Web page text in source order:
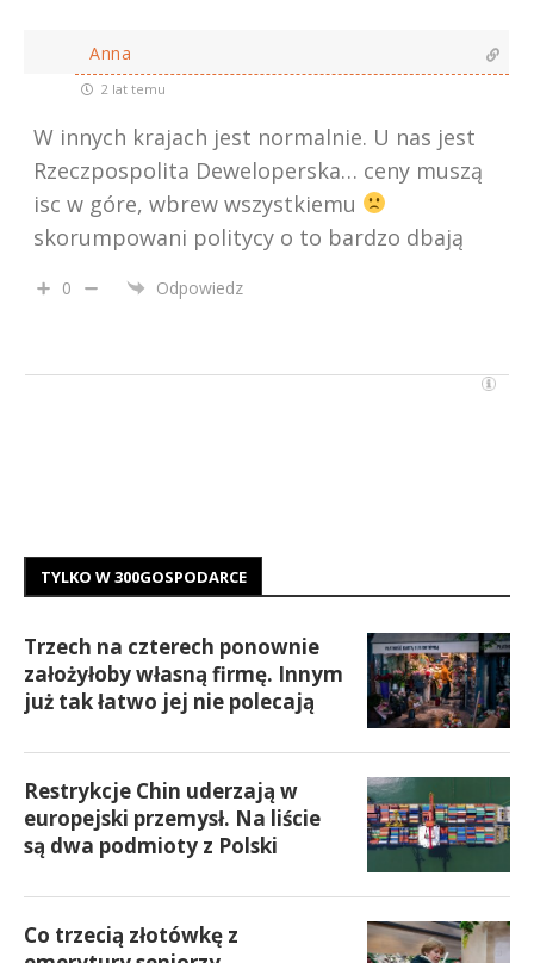
Anna
2 lat temu
W innych krajach jest normalnie. U nas jest
Rzeczpospolita Deweloperska… ceny muszą
isc w góre, wbrew wszystkiemu
skorumpowani politycy o to bardzo dbają
0 Odpowiedz
TYLKO W 300GOSPODARCE
Trzech na czterech ponownie
założyłoby własną firmę. Innym
już tak łatwo jej nie polecają
Restrykcje Chin uderzają w
europejski przemysł. Na liście
są dwa podmioty z Polski
Co trzecią złotówkę z